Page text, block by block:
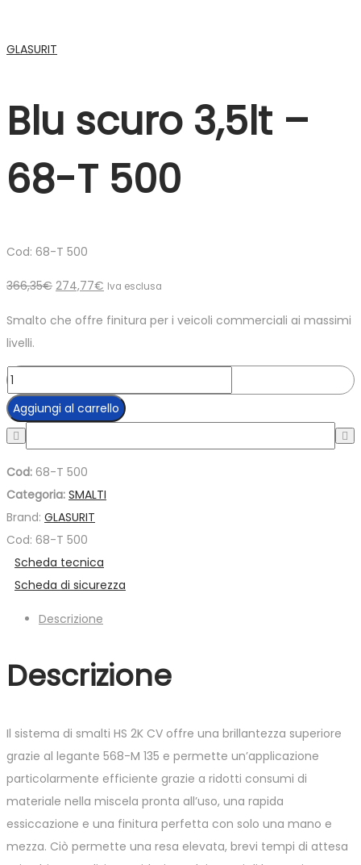
GLASURIT
Blu scuro 3,5lt –
68-T 500
Cod: 68-T 500
366,35€ Il
274,77€ Iva esclusa
Smalto che offre finitura per i veicoli commerciali ai massimi
livelli.
Blu
scuro
3,5lt
-
68-
T
500
quantità
Aggiungi al carrello
Cod: 68-T 500
Categoria: SMALTI
Brand: GLASURIT
Cod: 68-T 500
Scheda tecnica
Scheda di sicurezza
Descrizione
Descrizione
Il sistema di smalti HS 2K CV offre una brillantezza superiore
grazie al legante 568-M 135 e permette un’applicazione
particolarmente efficiente grazie a ridotti consumi di
materiale nella miscela pronta all’uso, una rapida
essiccazione e una finitura perfetta con solo una mano e
mezza. Ciò permette una resa elevata, brevi tempi di attesa